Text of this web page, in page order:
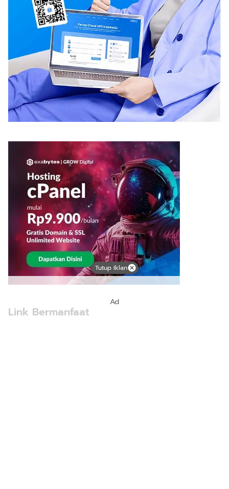
Link Bermanfaat
Tutup Iklan
Ad